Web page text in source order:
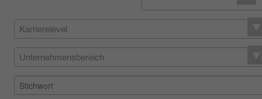
Karrierelevel
Unternehmensbereich